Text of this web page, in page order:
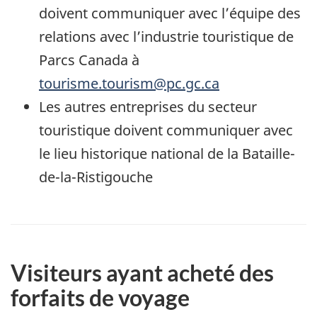
doivent communiquer avec l’équipe des
relations avec l’industrie touristique de
Parcs Canada à
tourisme.tourism@pc.gc.ca
Les autres entreprises du secteur
touristique doivent communiquer avec
le lieu historique national de la Bataille-
de-la-Ristigouche
Visiteurs ayant acheté des
forfaits de voyage